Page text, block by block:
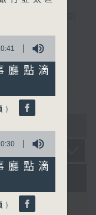
參差 申
點滴
)
點滴
)